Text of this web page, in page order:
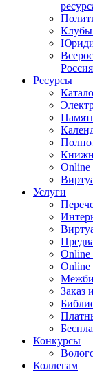
Клубы
Ресурсы
Online
Услуги
Online
Online
Заказ
Конкурсы
Коллегам